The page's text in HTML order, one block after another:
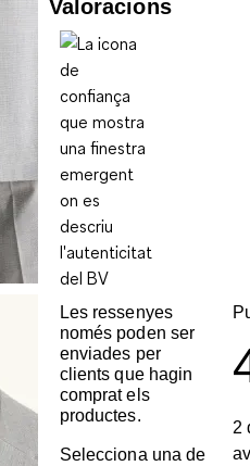
Valoracions
Les ressenyes
només poden ser
enviades per
clients que hagin
comprat els
productes.
Selecciona una de
2